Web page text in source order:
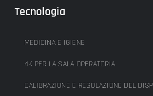
Tecnologia
MEDICINA E IGIENE
4K PER LA SALA OPERATORIA
CALIBRAZIONE E REGOLAZIONE DEL